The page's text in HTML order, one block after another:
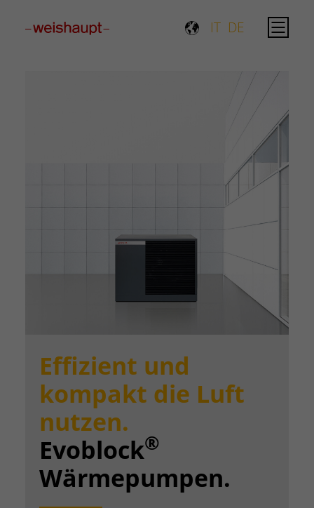
IT DE
Effizient und
kompakt die Luft
nutzen.
Evoblock®
Wärmepumpen.